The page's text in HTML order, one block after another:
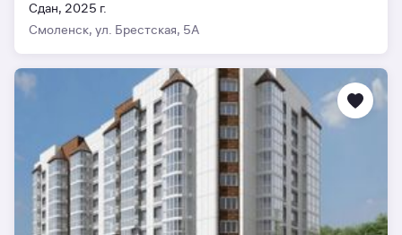
Сдан, 2025 г.
Смоленск, ул. Брестская, 5А